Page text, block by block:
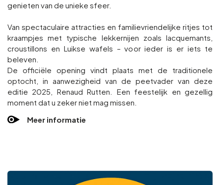
genieten van de unieke sfeer.
Van spectaculaire attracties en familievriendelijke ritjes tot
kraampjes met typische lekkernijen zoals lacquemants,
croustillons en Luikse wafels – voor ieder is er iets te
beleven.
De officiële opening vindt plaats met de traditionele
optocht, in aanwezigheid van de peetvader van deze
editie 2025, Renaud Rutten. Een feestelijk en gezellig
moment dat u zeker niet mag missen.
Meer informatie